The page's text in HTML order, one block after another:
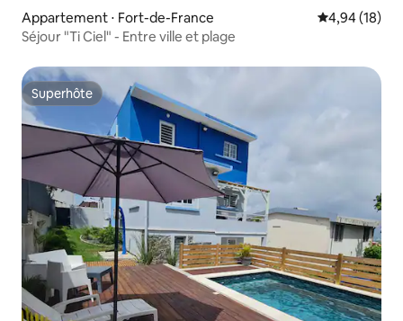
Appartement ⋅ Fort-de-France Évaluation
4,94 (18)
Séjour "Ti Ciel" - Entre ville et plage
Superhôte
Superhôte